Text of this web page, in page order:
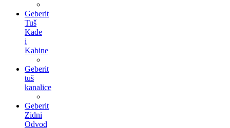
Geberit
Tuš
Kade
i
Kabine
Geberit
tuš
kanalice
Geberit
Zidni
Odvod